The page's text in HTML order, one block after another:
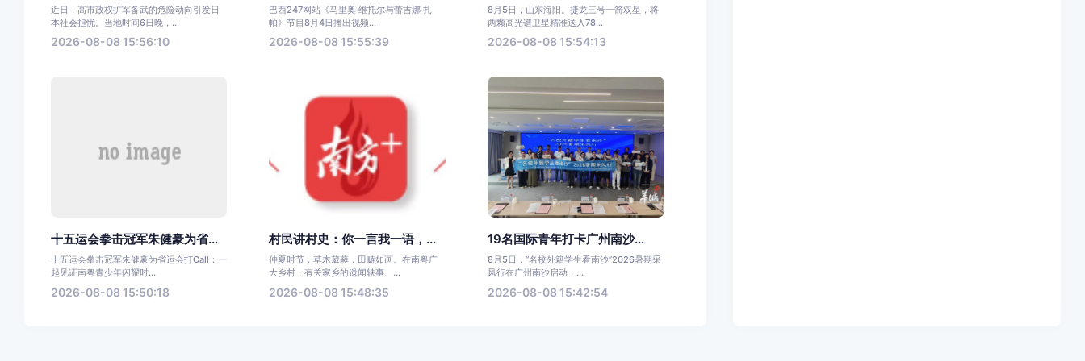
近日，高市政权扩军备武的危险动向引发日
本社会担忧。当地时间6日晚，...
2026-08-08 15:56:10
巴西247网站《马里奥·维托尔与蕾吉娜·扎
帕》节目8月4日播出视频...
2026-08-08 15:55:39
8月5日，山东海阳。捷龙三号一箭双星，将
两颗高光谱卫星精准送入78...
2026-08-08 15:54:13
十五运会拳击冠军朱健豪为省...
十五运会拳击冠军朱健豪为省运会打Call：一
起见证南粤青少年闪耀时...
2026-08-08 15:50:18
村民讲村史：你一言我一语，...
仲夏时节，草木葳蕤，田畴如画。在南粤广
大乡村，有关家乡的遗闻轶事、...
2026-08-08 15:48:35
19名国际青年打卡广州南沙...
8月5日，“名校外籍学生看南沙”2026暑期采
风行在广州南沙启动，...
2026-08-08 15:42:54